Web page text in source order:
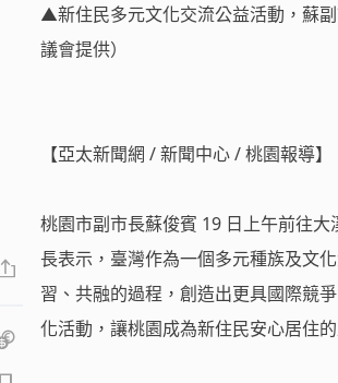
▲新住民多元文化交流公益活動，蘇
議會提供）
【亞太新聞網 / 新聞中心 / 桃園報導】
桃園市副市長蘇俊賓 19 日上午前往
長表示，臺灣作為一個多元種族及文
習、共融的過程，創造出更具國際競
化活動，讓桃園成為新住民安心居住